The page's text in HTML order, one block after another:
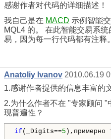
感谢作者对代码的详细描述！
我自己是在 MACD 示例智能
MQL4 的。 在此智能交易系
易，因为每一行代码都有注释。
Anatoliy Ivanov 2010.06.19
1.感谢作者提供的信息丰富的
2.为什么作者不在 "专家顾问
现普遍性？
if ( _Digits==5